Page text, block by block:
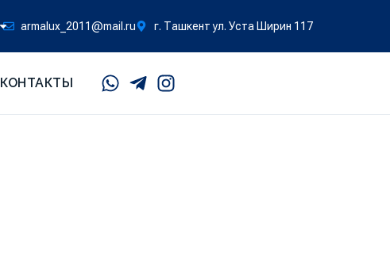
armalux_2011@mail.ru г. Ташкент ул. Уста Ширин 117
КОНТАКТЫ